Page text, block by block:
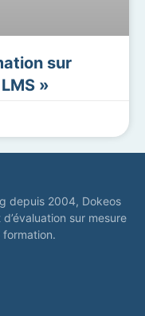
sur
»
depuis 2004, Dokeos
sur mesure